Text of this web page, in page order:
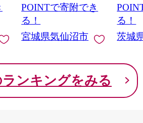
当 支援 サーモン 銀鮭
切り身 魚 わけあり
POINTで寄附でき
る！
宮城県気仙沼市
茨城
と納
る！
茨城
ンキングをみる